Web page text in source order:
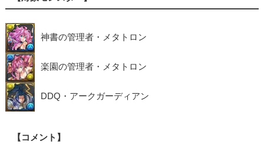
神書の管理者・メタトロン
楽園の管理者・メタトロン
DDQ・アークガーディアン
【コメント】